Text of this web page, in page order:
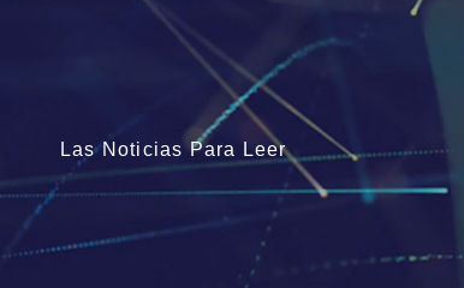
Las Noticias Para Leer